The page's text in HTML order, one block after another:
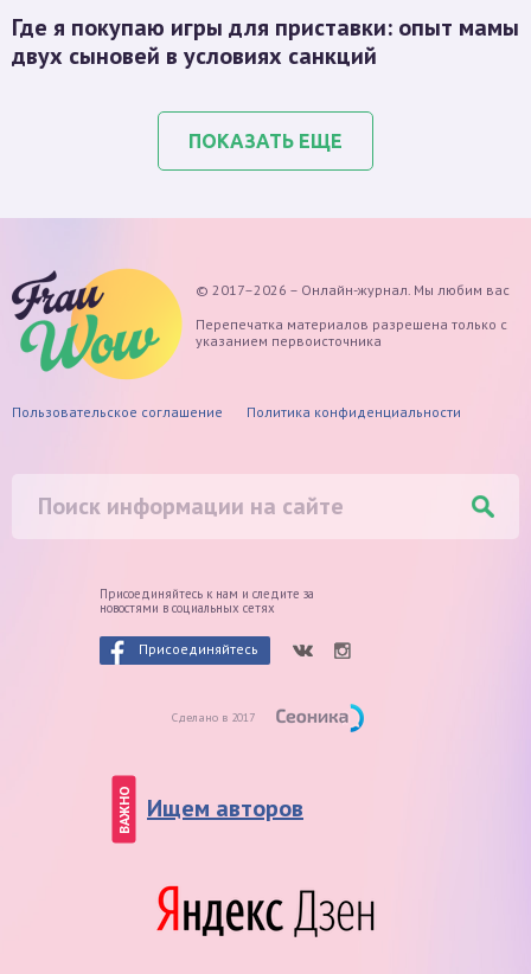
Где я покупаю игры для приставки: опыт мамы
двух сыновей в условиях санкций
ПОКАЗАТЬ ЕЩЕ
© 2017–2026 – Онлайн-журнал. Мы любим вас
Перепечатка материалов разрешена только с
указанием первоисточника
Пользовательское соглашение Политика конфиденциальности
Присоединяйтесь к нам и следите за
новостями в социальных сетях
Присоединяйтесь
Сделано в 2017
ВАЖНО Ищем авторов